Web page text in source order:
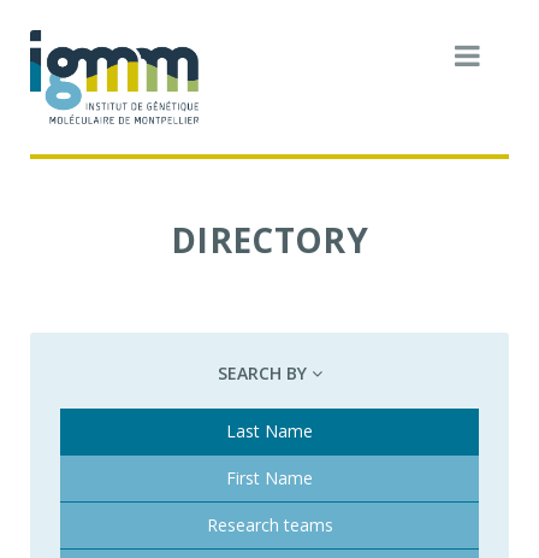
DIRECTORY
SEARCH BY
Last Name
First Name
Research teams